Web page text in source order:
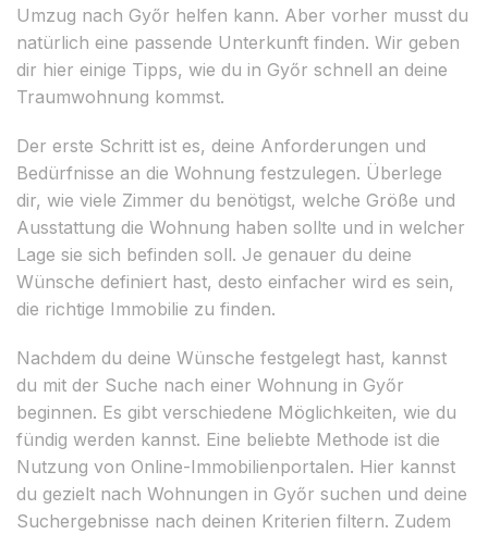
Umzug nach Győr helfen kann. Aber vorher musst du
natürlich eine passende Unterkunft finden. Wir geben
dir hier einige Tipps, wie du in Győr schnell an deine
Traumwohnung kommst.
Der erste Schritt ist es, deine Anforderungen und
Bedürfnisse an die Wohnung festzulegen. Überlege
dir, wie viele Zimmer du benötigst, welche Größe und
Ausstattung die Wohnung haben sollte und in welcher
Lage sie sich befinden soll. Je genauer du deine
Wünsche definiert hast, desto einfacher wird es sein,
die richtige Immobilie zu finden.
Nachdem du deine Wünsche festgelegt hast, kannst
du mit der Suche nach einer Wohnung in Győr
beginnen. Es gibt verschiedene Möglichkeiten, wie du
fündig werden kannst. Eine beliebte Methode ist die
Nutzung von Online-Immobilienportalen. Hier kannst
du gezielt nach Wohnungen in Győr suchen und deine
Suchergebnisse nach deinen Kriterien filtern. Zudem